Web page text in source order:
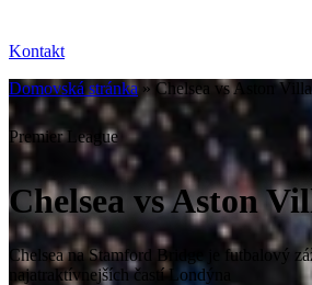
Kontakt
Domovská stránka » Chelsea vs Aston Villa
Premier League
Chelsea vs Aston
Chelsea na Stamford Bridge je futbalový
najatraktívnejších častí Londýna